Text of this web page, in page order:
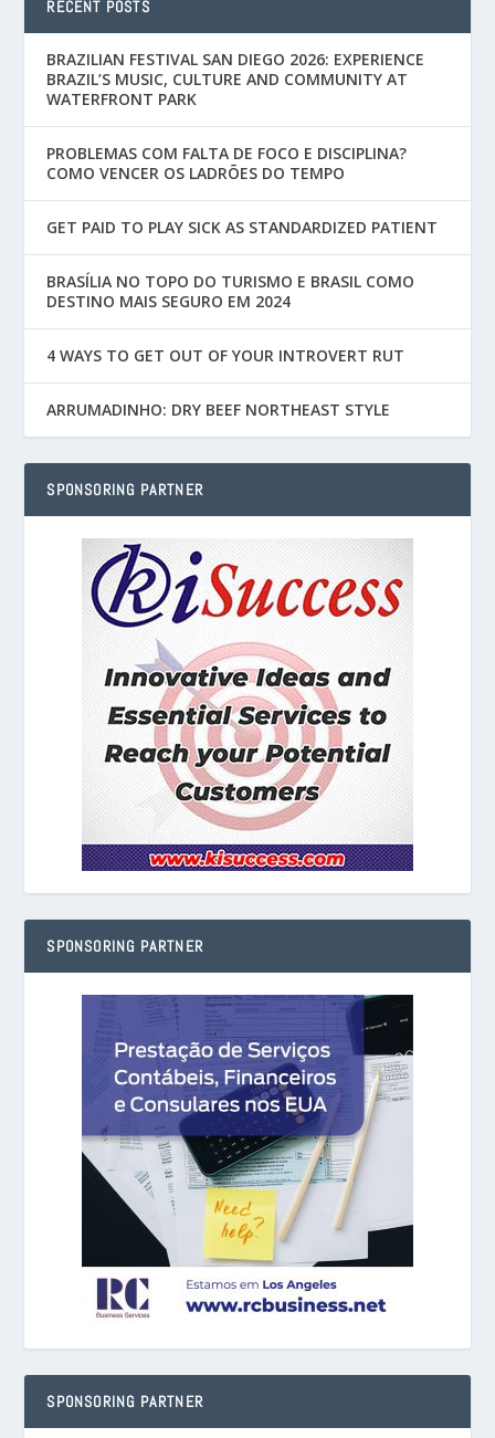
RECENT POSTS
BRAZILIAN FESTIVAL SAN DIEGO 2026: EXPERIENCE
BRAZIL’S MUSIC, CULTURE AND COMMUNITY AT
WATERFRONT PARK
PROBLEMAS COM FALTA DE FOCO E DISCIPLINA?
COMO VENCER OS LADRÕES DO TEMPO
GET PAID TO PLAY SICK AS STANDARDIZED PATIENT
BRASÍLIA NO TOPO DO TURISMO E BRASIL COMO
DESTINO MAIS SEGURO EM 2024
4 WAYS TO GET OUT OF YOUR INTROVERT RUT
ARRUMADINHO: DRY BEEF NORTHEAST STYLE
SPONSORING PARTNER
SPONSORING PARTNER
SPONSORING PARTNER